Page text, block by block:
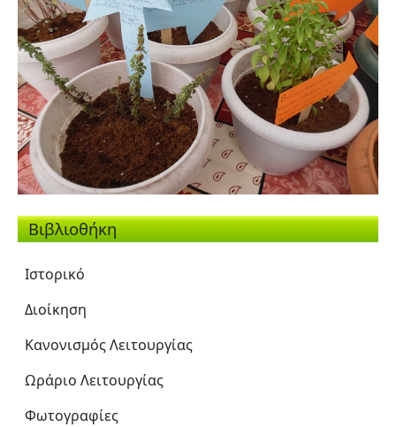
Βιβλιοθήκη
Ιστορικό
Διοίκηση
Κανονισμός Λειτουργίας
Ωράριο Λειτουργίας
Φωτογραφίες